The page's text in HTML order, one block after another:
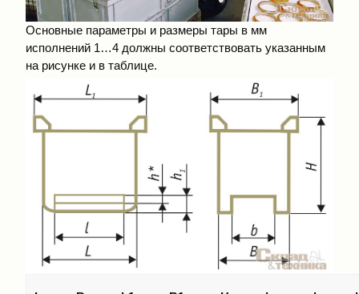
Основные параметры и размеры тары в мм
исполнений 1…4 должны соответствовать указанным
на рисунке и в таблице.